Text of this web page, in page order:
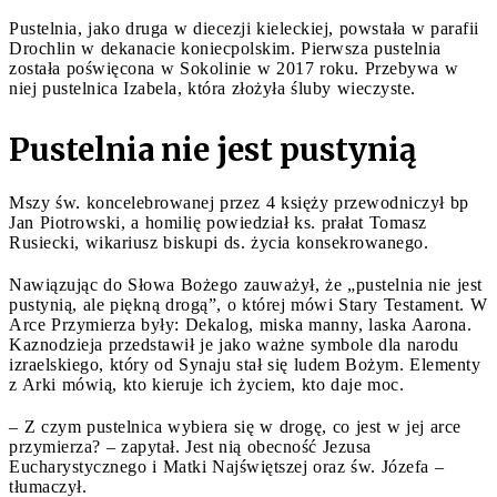
Pustelnia, jako druga w diecezji kieleckiej, powstała w parafii
Drochlin w dekanacie koniecpolskim. Pierwsza pustelnia
została poświęcona w Sokolinie w 2017 roku. Przebywa w
niej pustelnica Izabela, która złożyła śluby wieczyste.
Pustelnia nie jest pustynią
Mszy św. koncelebrowanej przez 4 księży przewodniczył bp
Jan Piotrowski, a homilię powiedział ks. prałat Tomasz
Rusiecki, wikariusz biskupi ds. życia konsekrowanego.
Nawiązując do Słowa Bożego zauważył, że „pustelnia nie jest
pustynią, ale piękną drogą”, o której mówi Stary Testament. W
Arce Przymierza były: Dekalog, miska manny, laska Aarona.
Kaznodzieja przedstawił je jako ważne symbole dla narodu
izraelskiego, który od Synaju stał się ludem Bożym. Elementy
z Arki mówią, kto kieruje ich życiem, kto daje moc.
– Z czym pustelnica wybiera się w drogę, co jest w jej arce
przymierza? – zapytał. Jest nią obecność Jezusa
Eucharystycznego i Matki Najświętszej oraz św. Józefa –
tłumaczył.